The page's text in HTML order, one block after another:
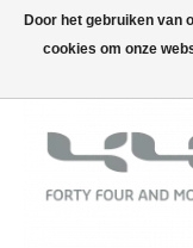
Door het gebruiken van
cookies om onze